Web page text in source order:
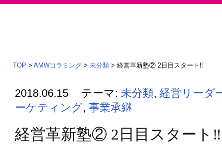
TOP > AMWコラミング > 未分類 > 経営革新塾② 2日目スタート‼️
2018.06.15 テーマ: 未分類, 経営リーダ
ーケティング, 事業承継
経営革新塾② 2日目スタート‼️